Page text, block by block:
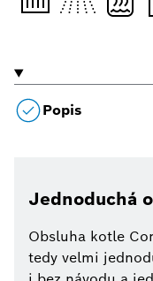
Popis
Jednoduchá
Obsluha kotle
tedy velmi